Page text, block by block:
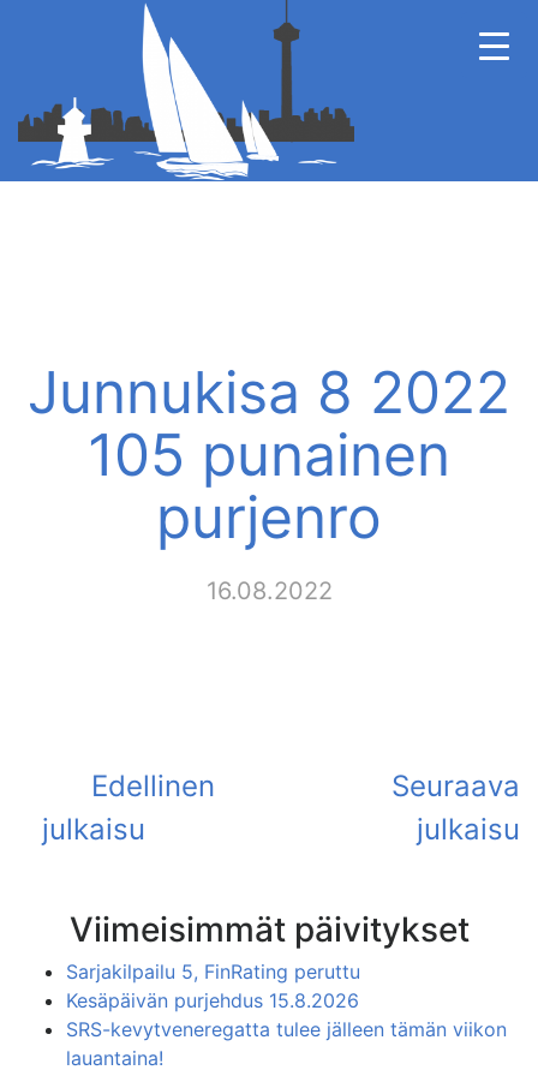
Junnukisa 8 2022
105 punainen
purjenro
16.08.2022
Viimeisimmät päivitykset
Sarjakilpailu 5, FinRating peruttu
Kesäpäivän purjehdus 15.8.2026
SRS-kevytveneregatta tulee jälleen tämän viikon
lauantaina!